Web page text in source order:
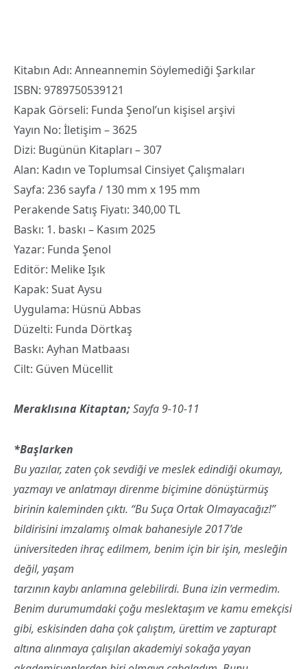
Kitabın Adı: Anneannemin Söylemediği Şarkılar
ISBN: 9789750539121
Kapak Görseli: Funda Şenol’un kişisel arşivi
Yayın No: İletişim – 3625
Dizi: Bugünün Kitapları – 307
Alan: Kadın ve Toplumsal Cinsiyet Çalışmaları
Sayfa: 236 sayfa / 130 mm x 195 mm
Perakende Satış Fiyatı: 340,00 TL
Baskı: 1. baskı – Kasım 2025
Yazar: Funda Şenol
Editör: Melike Işık
Kapak: Suat Aysu
Uygulama: Hüsnü Abbas
Düzelti: Funda Dörtkaş
Baskı: Ayhan Matbaası
Cilt: Güven Mücellit
Meraklısına Kitaptan;Sayfa 9-10-11
*Başlarken
Bu yazılar, zaten çok sevdiği ve meslek edindiği okumayı,
yazmayı ve anlatmayı direnme biçimine dönüştürmüş
birinin kaleminden çıktı. “Bu Suça Ortak Olmayacağız!”
bildirisini imzalamış olmak bahanesiyle 2017’de
üniversiteden ihraç edilmem, benim için bir işin, mesleğin
değil, yaşam
tarzının kaybı anlamına gelebilirdi. Buna izin vermedim.
Benim durumumdaki çoğu meslektaşım ve kamu emekçisi
gibi, eskisinden daha çok çalıştım, ürettim ve zapturapt
altına alınmaya çalışılan akademiyi sokağa yayan